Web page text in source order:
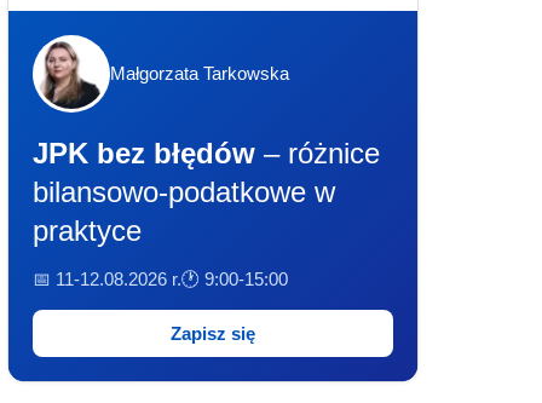
Małgorzata Tarkowska
JPK bez błędów – różnice
bilansowo-podatkowe w
praktyce
📅 11-12.08.2026 r.🕐 9:00-15:00
Zapisz się